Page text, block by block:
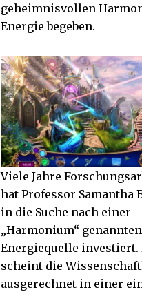
geheimnisvollen
Energie begeben.
Viele Jahre
hat Professor Samantha
in die Suche nach einer
„Harmonium“ genannten
Energiequelle investiert.
scheint die
ausgerechnet in einer